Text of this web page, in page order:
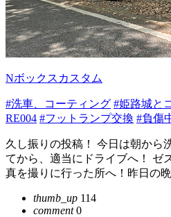
Nボックスカスタム
#洗車、コーティング #姫路城と
RE004 #フットランプ交換 #負傷
久し振りの投稿！ 今日は朝から
てから、適当にドライブへ！ ゼ
真を撮りに行った所へ！昨日の
thumb_up 114
comment0